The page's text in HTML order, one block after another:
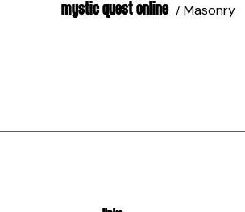
Masonry
MYSTIC QUEST ONLINE